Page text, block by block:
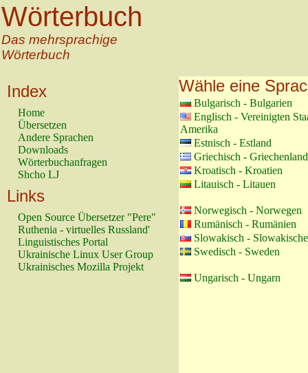
Wörterbuch
Das mehrsprachige
Wörterbuch
Index
Home
Übersetzen
Andere Sprachen
Downloads
Wörterbuchanfragen
Shcho LJ
Links
Open Source Übersetzer "Pere"
Ruthenia - virtuelles Russland'
Linguistisches Portal
Ukrainische Linux User Group
Ukrainisches Mozilla Projekt
Wähle eine
Bulgarisch - Bulgarien
Englisch - Vereinigten
Amerika
Estnisch - Estland
Griechisch - Griechenland
Kroatisch - Kroatien
Litauisch - Litauen
Norwegisch - Norwegen
Rumänisch - Rumänien
Slowakisch -
Swedisch - Sweden
Ungarisch - Ungarn